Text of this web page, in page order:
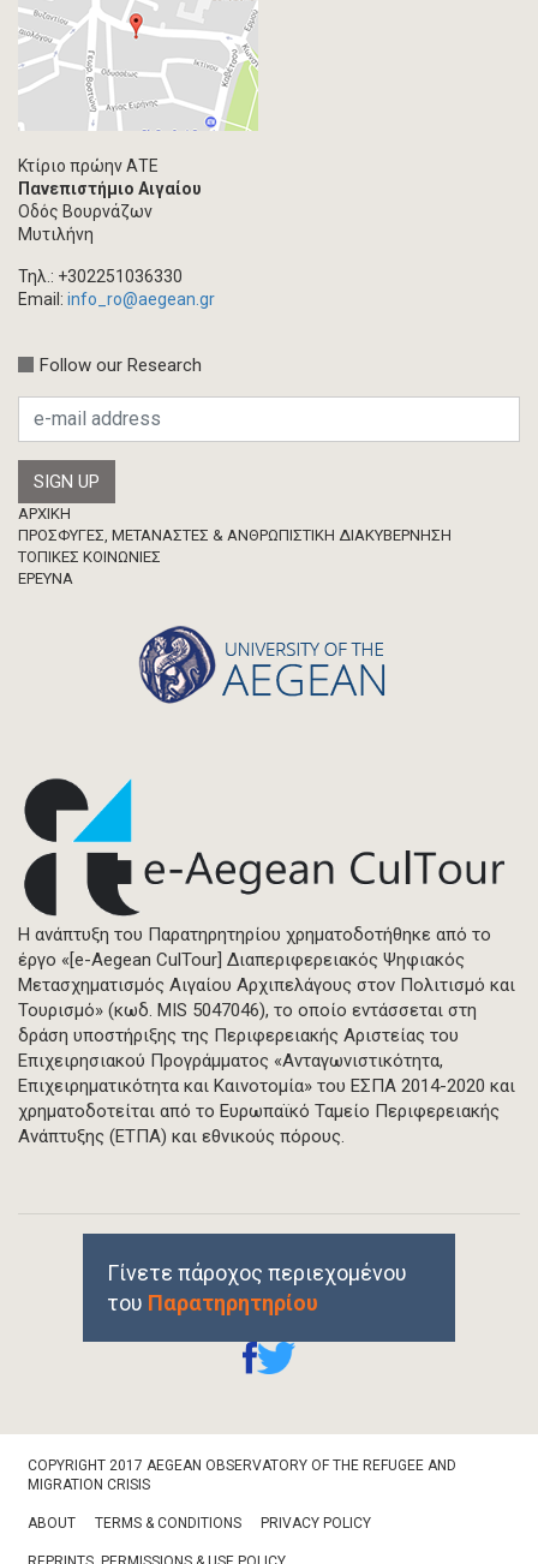
Κτίριο πρώην ΑΤΕ
Πανεπιστήμιο Αιγαίου
Οδός Βουρνάζων
Μυτιλήνη
Τηλ.: +302251036330
Email: info_ro@aegean.gr
Follow our Research
Footer
ΑΡΧΙΚΗ
ΠΡΟΣΦΥΓΕΣ, ΜΕΤΑΝΑΣΤΕΣ & ΑΝΘΡΩΠΙΣΤΙΚΗ ΔΙΑΚΥΒΕΡΝΗΣΗ
ΤΟΠΙΚΕΣ ΚΟΙΝΩΝΙΕΣ
ΈΡΕΥΝΑ
Η ανάπτυξη του Παρατηρητηρίου χρηματοδοτήθηκε από το
έργο «[e-Aegean CulTour] Διαπεριφερειακός Ψηφιακός
Μετασχηματισμός Αιγαίου Αρχιπελάγους στον Πολιτισμό και
Τουρισμό» (κωδ. MIS 5047046), το οποίο εντάσσεται στη
δράση υποστήριξης της Περιφερειακής Αριστείας του
Επιχειρησιακού Προγράμματος «Ανταγωνιστικότητα,
Επιχειρηματικότητα και Καινοτομία» του ΕΣΠΑ 2014-2020 και
χρηματοδοτείται από το Ευρωπαϊκό Ταμείο Περιφερειακής
Ανάπτυξης (ΕΤΠΑ) και εθνικούς πόρους.
Γίνετε πάροχος περιεχομένου
του Παρατηρητηρίου
Footer
Bottom
COPYRIGHT 2017 AEGEAN OBSERVATORY OF THE REFUGEE AND
MIGRATION CRISIS
ABOUT TERMS & CONDITIONS PRIVACY POLICY